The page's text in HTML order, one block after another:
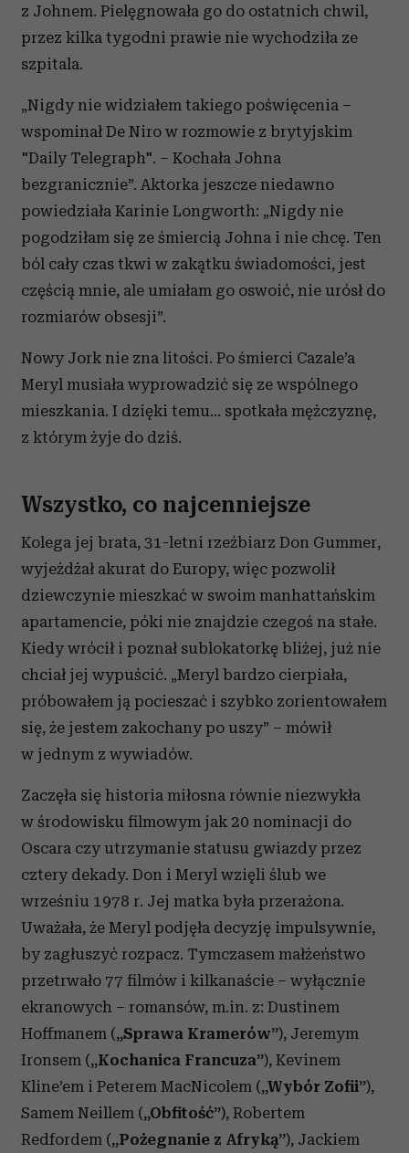
z Johnem. Pielęgnowała go do ostatnich chwil,
przez kilka tygodni prawie nie wychodziła ze
szpitala.
„Nigdy nie widziałem takiego poświęcenia –
wspominał De Niro w rozmowie z brytyjskim
"Daily Telegraph". – Kochała Johna
bezgranicznie”. Aktorka jeszcze niedawno
powiedziała Karinie Longworth: „Nigdy nie
pogodziłam się ze śmiercią Johna i nie chcę. Ten
ból cały czas tkwi w zakątku świadomości, jest
częścią mnie, ale umiałam go oswoić, nie urósł do
rozmiarów obsesji”.
Nowy Jork nie zna litości. Po śmierci Cazale’a
Meryl musiała wyprowadzić się ze wspólnego
mieszkania. I dzięki temu... spotkała mężczyznę,
z którym żyje do dziś.
Wszystko, co najcenniejsze
Kolega jej brata, 31-letni rzeźbiarz Don Gummer,
wyjeżdżał akurat do Europy, więc pozwolił
dziewczynie mieszkać w swoim manhattańskim
apartamencie, póki nie znajdzie czegoś na stałe.
Kiedy wrócił i poznał sublokatorkę bliżej, już nie
chciał jej wypuścić. „Meryl bardzo cierpiała,
próbowałem ją pocieszać i szybko zorientowałem
się, że jestem zakochany po uszy” – mówił
w jednym z wywiadów.
Zaczęła się historia miłosna równie niezwykła
w środowisku filmowym jak 20 nominacji do
Oscara czy utrzymanie statusu gwiazdy przez
cztery dekady. Don i Meryl wzięli ślub we
wrześniu 1978 r. Jej matka była przerażona.
Uważała, że Meryl podjęła decyzję impulsywnie,
by zagłuszyć rozpacz. Tymczasem małżeństwo
przetrwało 77 filmów i kilkanaście – wyłącznie
ekranowych – romansów, m.in. z: Dustinem
Hoffmanem („Sprawa Kramerów”), Jeremym
Ironsem („Kochanica Francuza”), Kevinem
Kline’em i Peterem MacNicolem („Wybór Zofii”),
Samem Neillem („Obfitość”), Robertem
Redfordem („Pożegnanie z Afryką”), Jackiem